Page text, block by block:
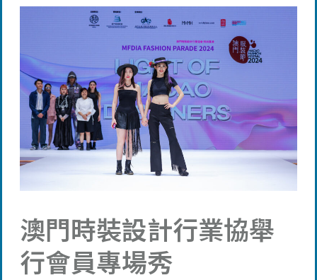
澳門時裝設計行業協舉
行會員專場秀